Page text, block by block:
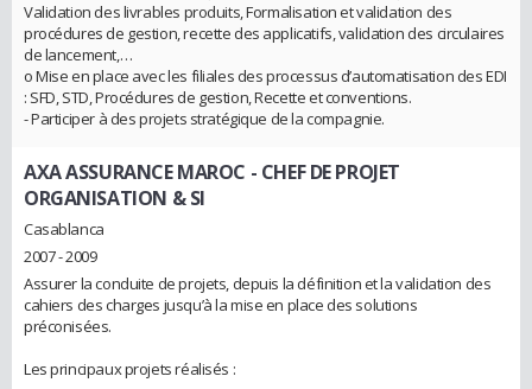
Validation des livrables produits, Formalisation et validation des
procédures de gestion, recette des applicatifs, validation des circulaires
de lancement,…
o Mise en place avec les filiales des processus d’automatisation des EDI
: SFD, STD, Procédures de gestion, Recette et conventions.
- Participer à des projets stratégique de la compagnie.
AXA ASSURANCE MAROC - CHEF DE PROJET
ORGANISATION & SI
Casablanca
2007 - 2009
Assurer la conduite de projets, depuis la définition et la validation des
cahiers des charges jusqu’à la mise en place des solutions
préconisées.
Les principaux projets réalisés :